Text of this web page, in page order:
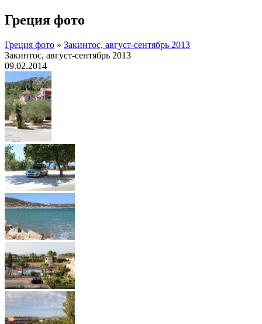
Греция фото
Греция фото » Закинтос, август-сентябрь 2013
Закинтос, август-сентябрь 2013
09.02.2014